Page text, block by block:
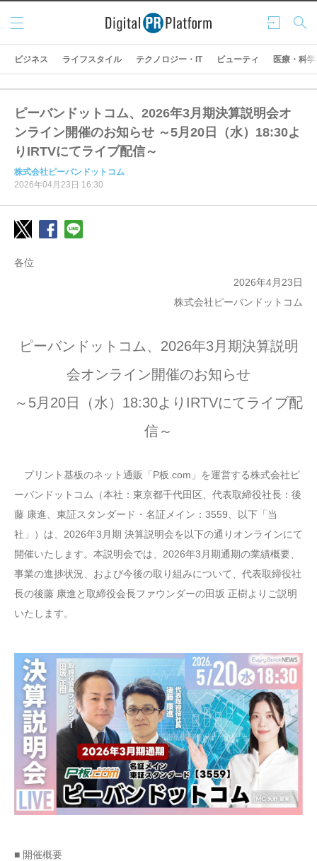
ログ
イン
検索
メニ
ュー
ビジネス ライフスタイル テクノロジー・IT ビューティ 医療・科学
ピーバンドットコム、2026年3月期決算説明会オ
ンライン開催のお知らせ ～5月20日（水）18:30よ
りIRTVにてライブ配信～
株式会社ピーバンドットコム
2026年04月23日 16:30
各位
2026年4月23日
株式会社ピーバンドットコム
ピーバンドットコム、2026年3月期決算説明
会オンライン開催のお知らせ
～5月20日（水）18:30よりIRTVにてライブ配
信～
プリント基板のネット通販「P板.com」を運営する株式会社ピ
ーバンドットコム（本社：東京都千代田区、代表取締役社長：後
藤 康進、東証スタンダード・名証メイン：3559、以下「当
社」）は、2026年3月期 決算説明会を以下の通りオンラインにて
開催いたします。本説明会では、2026年3月期通期の業績概要、
事業の進捗状況、および今後の取り組みについて、代表取締役社
長の後藤 康進と取締役会長ファウンダーの田坂 正樹よりご説明
いたします。
■ 開催概要